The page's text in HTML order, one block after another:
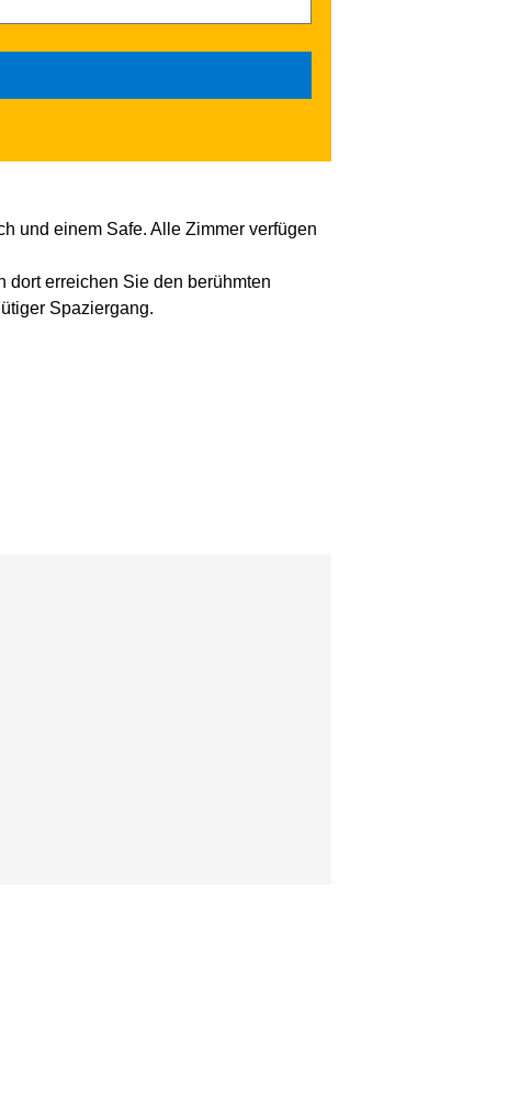
und einem Safe. Alle Zimmer verfügen
dort erreichen Sie den berühmten
Spaziergang.